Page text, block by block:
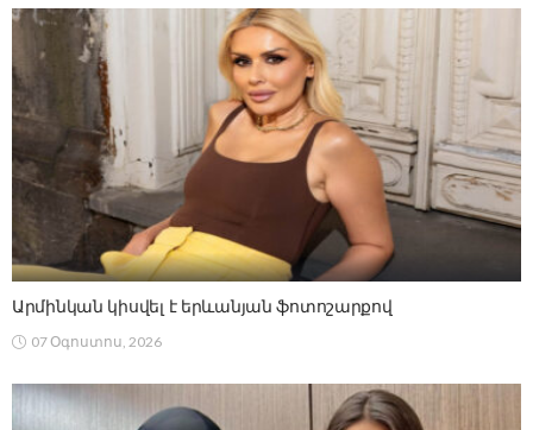
Արմինկան կիսվել է երևանյան ֆոտոշարքով
07 Օգոստոս, 2026